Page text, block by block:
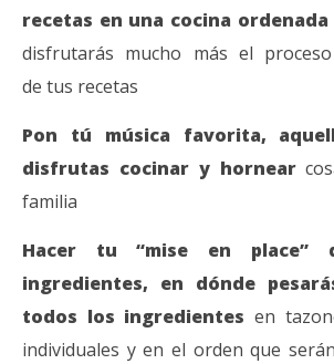
recetas en una cocina ordenada
disfrutarás mucho más el
de tus recetas
Pon tú música favorita,
disfrutas cocinar y hornear
familia
Hacer tu “mise en place”
ingredientes, en dónde
todos los ingredientes en
individuales y en el orden que